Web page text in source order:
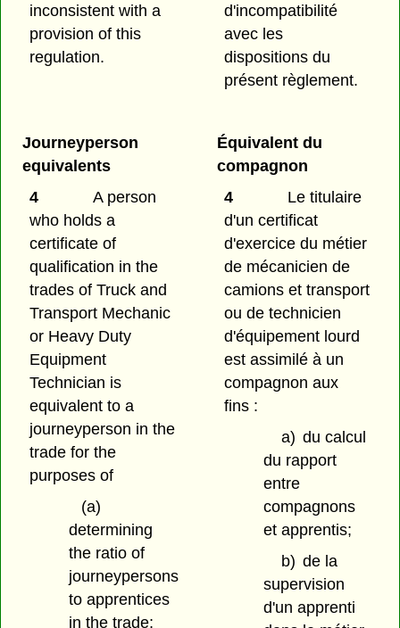
inconsistent with a
provision of this
regulation.
d'incompatibilité
avec les
dispositions du
présent règlement.
Journeyperson
equivalents
4
A person
who holds a
certificate of
qualification in the
trades of Truck and
Transport Mechanic
or Heavy Duty
Equipment
Technician is
equivalent to a
journeyperson in the
trade for the
purposes of
(a)
determining
the ratio of
journeypersons
to apprentices
in the trade;
Équivalent du
compagnon
4
Le titulaire
d'un certificat
d'exercice du métier
de mécanicien de
camions et transport
ou de technicien
d'équipement lourd
est assimilé à un
compagnon aux
fins :
a) du calcul
du rapport
entre
compagnons
et apprentis;
b) de la
supervision
d'un apprenti